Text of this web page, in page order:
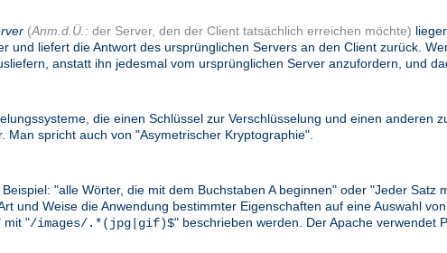
(Anm.d.Ü.: der Server, den der Client tatsächlich erreichen möchte)
und liefert die Antwort des ursprünglichen Servers an den Client zurück.
anstatt ihn jedesmal vom ursprünglichen Server anzufordern, und
die einen Schlüssel zur Verschlüsselung und einen anderen
spricht auch von "Asymetrischer Kryptographie".
"alle Wörter, die mit dem Buchstaben A beginnen" oder "Jeder
und Weise die Anwendung bestimmter Eigenschaften auf eine Auswahl
mit "/images/.*(jpg|gif)$" beschrieben werden. Der Apache verwendet